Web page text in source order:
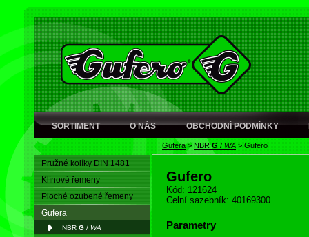
SORTIMENT O NÁS OBCHODNÍ PODMÍNKY
Gufera> NBRG / WA > Gufero
Pružné kolíky DIN 1481
Klínové řemeny
Ploché ozubené řemeny
Gufera
NBR G / WA
Gufero
Kód: 121624
Celní sazebník: 40169300
Parametry